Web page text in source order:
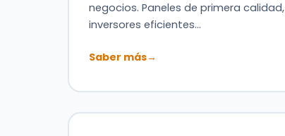
negocios. Paneles de primera calidad,
inversores eficientes…
Saber más→